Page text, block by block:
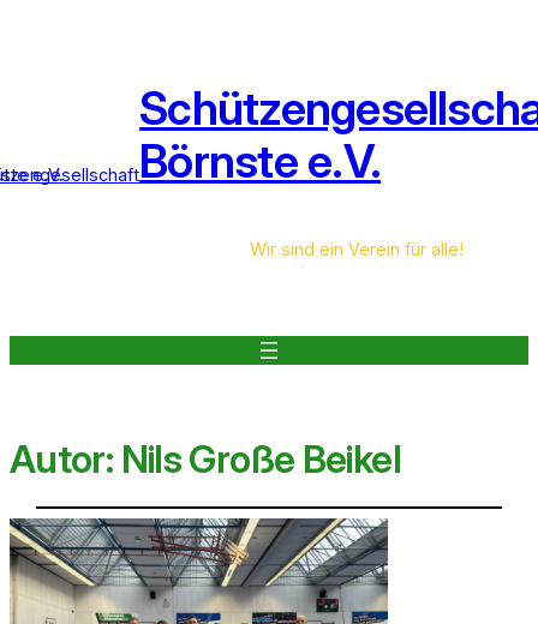
Börnste e.V.
Wir sind ein Verein für alle!
Autor: Nils Große Beikel